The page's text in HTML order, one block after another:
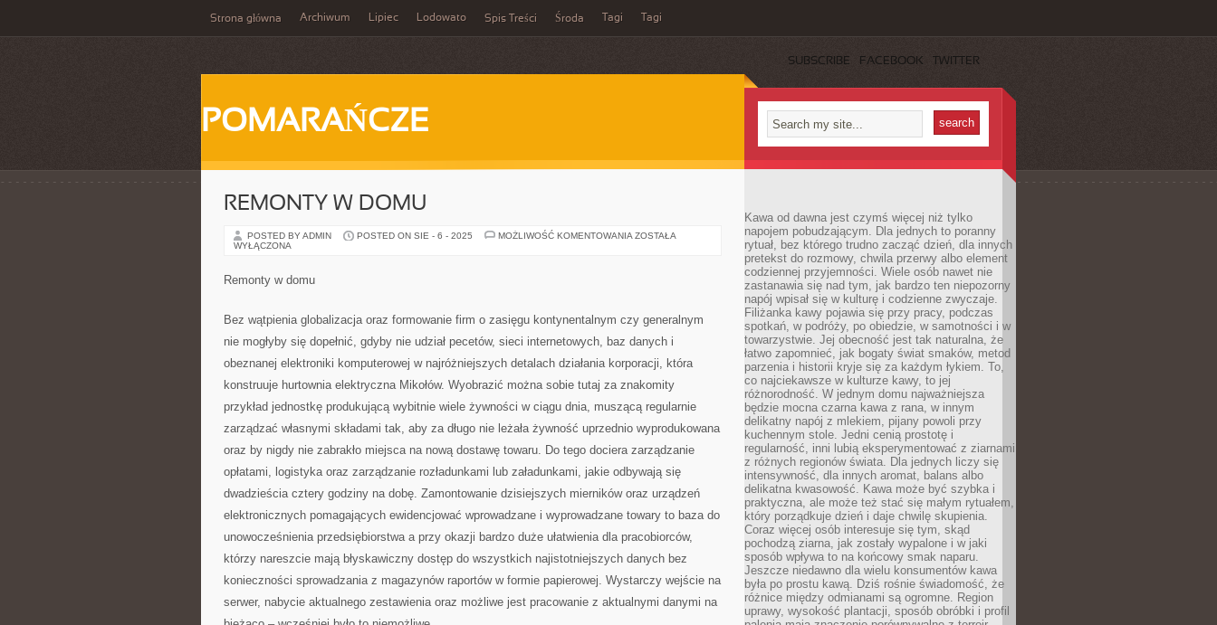
Strona główna Archiwum Lipiec Lodowato Spis Treści Środa Tagi Tagi
SUBSCRIBE FACEBOOK TWITTER
POMARAŃCZE
REMONTY W DOMU
POSTED BY ADMIN POSTED ON SIE - 6 - 2025 MOŻLIWOŚĆ KOMENTOWANIA REMONTY
ZOSTAŁA
WYŁĄCZONA
Remonty w domu
Bez wątpienia globalizacja oraz formowanie firm o zasięgu kontynentalnym czy generalnym
nie mogłyby się dopełnić, gdyby nie udział pecetów, sieci internetowych, baz danych i
obeznanej elektroniki komputerowej w najróżniejszych detalach działania korporacji, która
konstruuje hurtownia elektryczna Mikołów. Wyobrazić można sobie tutaj za znakomity
przykład jednostkę produkującą wybitnie wiele żywności w ciągu dnia, muszącą regularnie
zarządzać własnymi składami tak, aby za długo nie leżała żywność uprzednio wyprodukowana
oraz by nigdy nie zabrakło miejsca na nową dostawę towaru. Do tego dociera zarządzanie
opłatami, logistyka oraz zarządzanie rozładunkami lub załadunkami, jakie odbywają się
dwadzieścia cztery godziny na dobę. Zamontowanie dzisiejszych mierników oraz urządzeń
elektronicznych pomagających ewidencjować wprowadzane i wyprowadzane towary to baza do
unowocześnienia przedsiębiorstwa a przy okazji bardzo duże ułatwienia dla pracobiorców,
którzy nareszcie mają błyskawiczny dostęp do wszystkich najistotniejszych danych bez
konieczności sprowadzania z magazynów raportów w formie papierowej. Wystarczy wejście na
serwer, nabycie aktualnego zestawienia oraz możliwe jest pracowanie z aktualnymi danymi na
Kawa od dawna jest czymś więcej niż tylko
napojem pobudzającym. Dla jednych to poranny
rytuał, bez którego trudno zacząć dzień, dla innych
pretekst do rozmowy, chwila przerwy albo element
codziennej przyjemności. Wiele osób nawet nie
zastanawia się nad tym, jak bardzo ten niepozorny
napój wpisał się w kulturę i codzienne zwyczaje.
Filiżanka kawy pojawia się przy pracy, podczas
spotkań, w podróży, po obiedzie, w samotności i w
towarzystwie. Jej obecność jest tak naturalna, że
łatwo zapomnieć, jak bogaty świat smaków, metod
parzenia i historii kryje się za każdym łykiem. To,
co najciekawsze w kulturze kawy, to jej
różnorodność. W jednym domu najważniejsza
będzie mocna czarna kawa z rana, w innym
delikatny napój z mlekiem, pijany powoli przy
kuchennym stole. Jedni cenią prostotę i
regularność, inni lubią eksperymentować z ziarnami
z różnych regionów świata. Dla jednych liczy się
intensywność, dla innych aromat, balans albo
delikatna kwasowość. Kawa może być szybka i
praktyczna, ale może też stać się małym rytuałem,
który porządkuje dzień i daje chwilę skupienia.
Coraz więcej osób interesuje się tym, skąd
pochodzą ziarna, jak zostały wypalone i w jaki
sposób wpływa to na końcowy smak naparu.
Jeszcze niedawno dla wielu konsumentów kawa
była po prostu kawą. Dziś rośnie świadomość, że
różnice między odmianami są ogromne. Region
uprawy, wysokość plantacji, sposób obróbki i profil